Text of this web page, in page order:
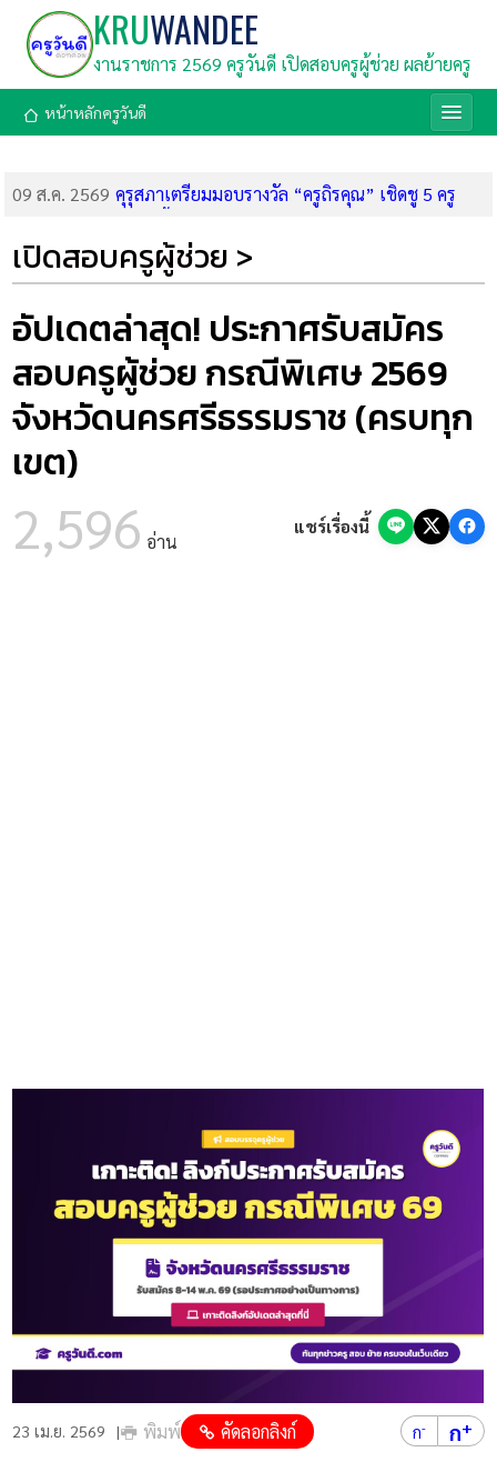
KRUWANDEE
งานราชการ 2569 ครูวันดี เปิดสอบครูผู้ช่วย ผลย้ายครู
หน้าหลักครูวันดี
09 ส.ค. 2569 คุรุสภาเตรียมมอบรางวัล “ครูถิรคุณ” เชิดชู 5 ครู
2569 รวม 126 ทุน มูลค่า 860,000 บาท สมัครถึง 31 ส.ค. 69
09 ส.ค. 2569 กรมสรรพากร เปิดรับสมัครสอบแข่งขันบรรจุเข้ารับ
08 ส.ค. 2569 ด่วน! ศธ. บูรณาการ 4 กระทรวง คลอด 9 มาตรการ
เร่งด่วน ยกระดับความปลอดภัยในสถานศึกษา สั่งเข้มตรวจค้นอาวุธ
ห้ามคนนอกเข้า และจัดทีมนักจิตวิทยาเยียวยาจิตใจ
08 ส.ค. 2569 ลิงก์ทำแบบทดสอบหลังเรียน อบรมออนไลน์ สพฐ.
โมดูล 2 (8 ส.ค. 69) รับเกียรติบัตร
08 ส.ค. 2569
07 ส.ค. 2569 ด่วนที่สุด! กสถ. สั่งรื้อบัญชีสอบท้องถิ่น 68 จัดลำดับ
ใหม่ทั่วประเทศ หลังพบตรวจคะแนนผิดพลาด
เปิดสอบครูผู้ช่วย >
อัปเดตล่าสุด! ประกาศรับสมัคร
สอบครูผู้ช่วย กรณีพิเศษ 2569
จังหวัดนครศรีธรรมราช (ครบทุก
เขต)
2,596 อ่าน
แชร์เรื่องนี้
23 เม.ย. 2569 พิมพ์ คัดลอกลิงก์ ก- ก+